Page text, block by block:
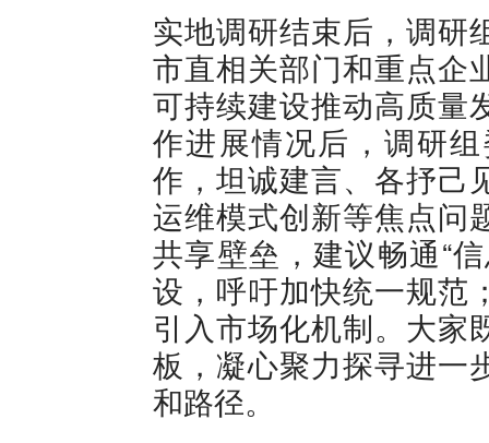
实地调研结束后，调研
市直相关部门和重点企
可持续建设推动高质量
作进展情况后，调研
作，坦诚建言、各抒己
运维模式创新等焦点问
共享壁垒，建议畅通“
设，呼吁加快统一规范
引入市场化机制。大家
板，凝心聚力探寻进一
和路径。